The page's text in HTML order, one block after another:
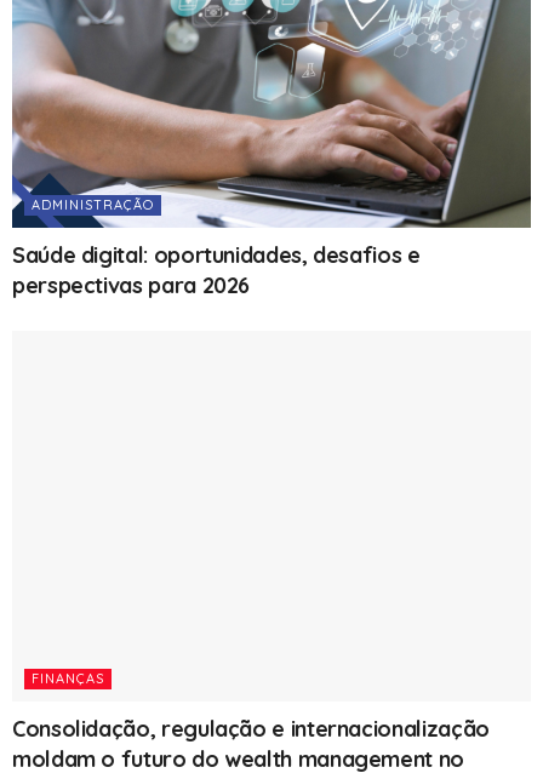
ADMINISTRAÇÃO
Saúde digital: oportunidades, desafios e
perspectivas para 2026
FINANÇAS
Consolidação, regulação e internacionalização
moldam o futuro do wealth management no